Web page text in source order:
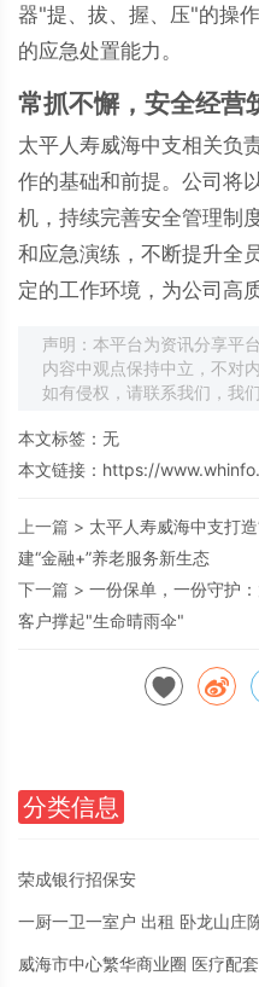
器"提、拔、握、压"的操
的应急处置能力。
常抓不懈，安全经营
太平人寿威海中支相关负
作的基础和前提。公司将
机，持续完善安全管理制
和应急演练，不断提升全
定的工作环境，为公司高
声明：本平台为资讯分享平
内容中观点保持中立，不对
如有侵权，请联系我们，我
本文标签：无
本文链接： https://
上一篇 > 太平人寿威海中支打
建“金融+”养老服务新生态
下一篇 > 一份保单，一份守护
客户撑起"生命晴雨伞"
分类信息
荣成银行招保安
一厨一卫一室户 出租 卧龙山庄
威海市中心繁华商业圈 医疗配